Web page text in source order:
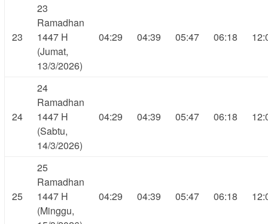
23
23
Ramadhan
1447 H
(Jumat,
13/3/2026)
04:29 04:39 05:47 06:18
24
24
Ramadhan
1447 H
(Sabtu,
14/3/2026)
04:29 04:39 05:47 06:18
25
25
Ramadhan
1447 H
(Minggu,
04:29 04:39 05:47 06:18